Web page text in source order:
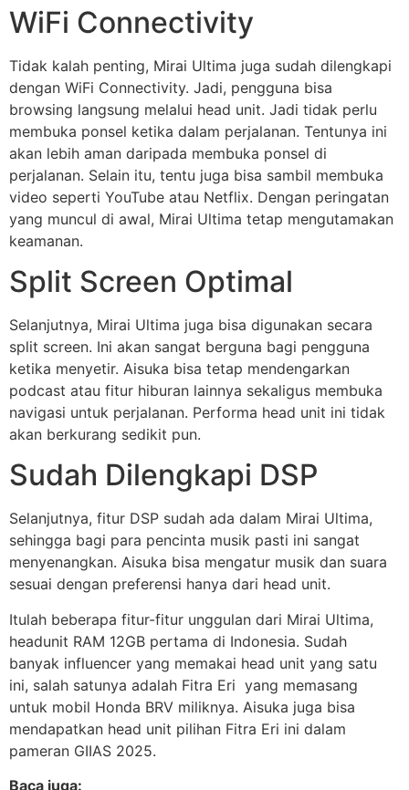
WiFi Connectivity
Tidak kalah penting, Mirai Ultima juga sudah dilengkapi
dengan WiFi Connectivity. Jadi, pengguna bisa
browsing langsung melalui head unit. Jadi tidak perlu
membuka ponsel ketika dalam perjalanan. Tentunya ini
akan lebih aman daripada membuka ponsel di
perjalanan. Selain itu, tentu juga bisa sambil membuka
video seperti YouTube atau Netflix. Dengan peringatan
yang muncul di awal, Mirai Ultima tetap mengutamakan
keamanan.
Split Screen Optimal
Selanjutnya, Mirai Ultima juga bisa digunakan secara
split screen. Ini akan sangat berguna bagi pengguna
ketika menyetir. Aisuka bisa tetap mendengarkan
podcast atau fitur hiburan lainnya sekaligus membuka
navigasi untuk perjalanan. Performa head unit ini tidak
akan berkurang sedikit pun.
Sudah Dilengkapi DSP
Selanjutnya, fitur DSP sudah ada dalam Mirai Ultima,
sehingga bagi para pencinta musik pasti ini sangat
menyenangkan. Aisuka bisa mengatur musik dan suara
sesuai dengan preferensi hanya dari head unit.
Itulah beberapa fitur-fitur unggulan dari Mirai Ultima,
headunit RAM 12GB pertama di Indonesia. Sudah
banyak influencer yang memakai head unit yang satu
ini, salah satunya adalah Fitra Eri yang memasang
untuk mobil Honda BRV miliknya. Aisuka juga bisa
mendapatkan head unit pilihan Fitra Eri ini dalam
pameran GIIAS 2025.
Baca juga: